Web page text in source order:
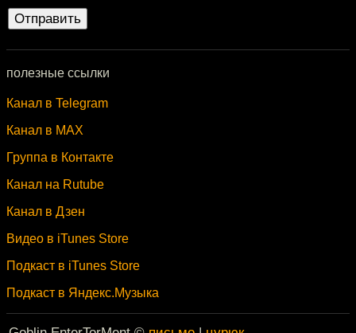
полезные ссылки
Канал в Telegram
Канал в MAX
Группа в Контакте
Канал на Rutube
Канал в Дзен
Видео в iTunes Store
Подкаст в iTunes Store
Подкаст в Яндекс.Музыка